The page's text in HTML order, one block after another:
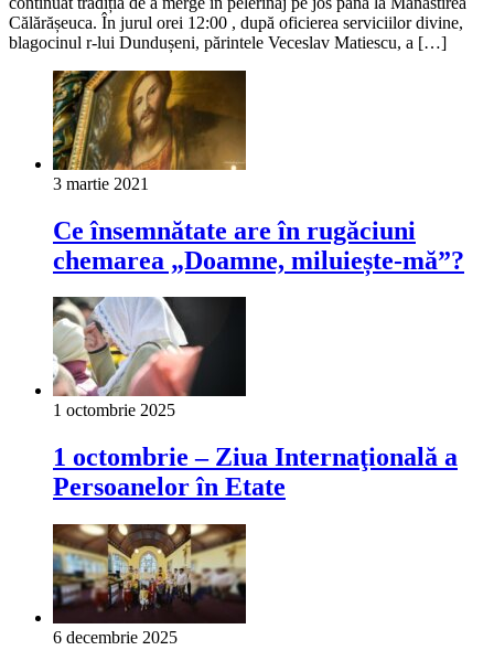
Călărășeuca. În jurul orei 12:00 , după oficierea serviciilor divine,
blagocinul r-lui Dundușeni, părintele Veceslav Matiescu, a […]
3 martie 2021
Ce însemnătate are în rugăciuni
chemarea „Doamne, miluiește-mă”?
1 octombrie 2025
1 octombrie – Ziua Internaţională a
Persoanelor în Etate
6 decembrie 2025